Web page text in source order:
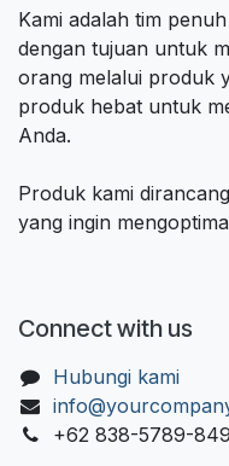
Kami adalah tim
dengan tujuan untuk
orang melalui produk
produk hebat untuk
Anda.
Produk kami
yang ingin
Connect with us
Hubungi kami
+62 838-5789-